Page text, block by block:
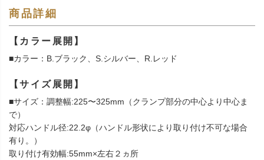
商品詳細
【カラー展開】
■カラー：B.ブラック、S.シルバー、R.レッド
【サイズ展開】
■サイズ：調整幅:225〜325mm（クランプ部分の中心より中心ま
で）
対応ハンドル径:22.2φ（ハンドル形状により取り付け不可な場合
有り。）
取り付け有効幅:55mm×左右２ヵ所